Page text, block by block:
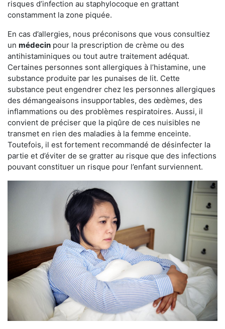
risques d’infection au staphylocoque en grattant
constamment la zone piquée.
En cas d’allergies, nous préconisons que vous consultiez
un médecin pour la prescription de crème ou des
antihistaminiques ou tout autre traitement adéquat.
Certaines personnes sont allergiques à l’histamine, une
substance produite par les punaises de lit. Cette
substance peut engendrer chez les personnes allergiques
des démangeaisons insupportables, des œdèmes, des
inflammations ou des problèmes respiratoires. Aussi, il
convient de préciser que la piqûre de ces nuisibles ne
transmet en rien des maladies à la femme enceinte.
Toutefois, il est fortement recommandé de désinfecter la
partie et d’éviter de se gratter au risque que des infections
pouvant constituer un risque pour l’enfant surviennent.